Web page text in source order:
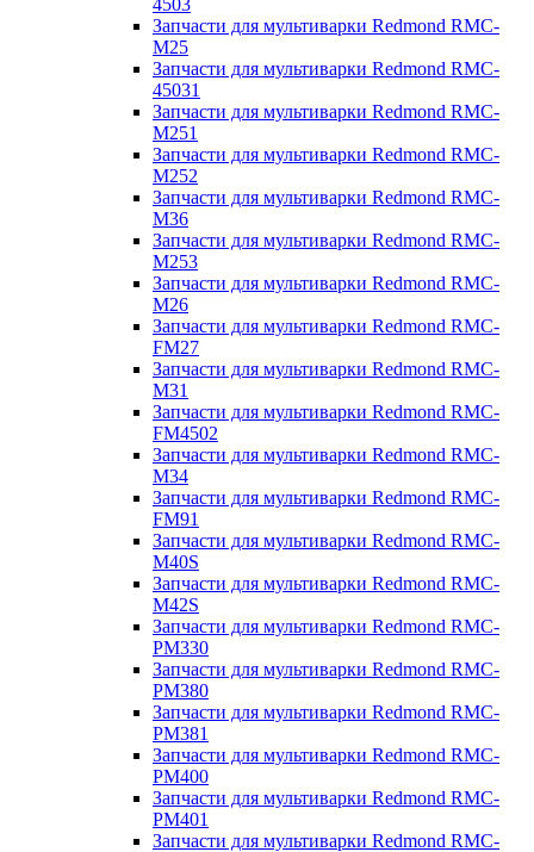
4503
Запчасти для мультиварки Redmond RMC-
M25
Запчасти для мультиварки Redmond RMC-
45031
Запчасти для мультиварки Redmond RMC-
M251
Запчасти для мультиварки Redmond RMC-
M252
Запчасти для мультиварки Redmond RMC-
M36
Запчасти для мультиварки Redmond RMC-
M253
Запчасти для мультиварки Redmond RMC-
M26
Запчасти для мультиварки Redmond RMC-
FM27
Запчасти для мультиварки Redmond RMC-
M31
Запчасти для мультиварки Redmond RMC-
FM4502
Запчасти для мультиварки Redmond RMC-
M34
Запчасти для мультиварки Redmond RMC-
FM91
Запчасти для мультиварки Redmond RMC-
M40S
Запчасти для мультиварки Redmond RMC-
M42S
Запчасти для мультиварки Redmond RMC-
PM330
Запчасти для мультиварки Redmond RMC-
PM380
Запчасти для мультиварки Redmond RMC-
PM381
Запчасти для мультиварки Redmond RMC-
PM400
Запчасти для мультиварки Redmond RMC-
PM401
Запчасти для мультиварки Redmond RMC-